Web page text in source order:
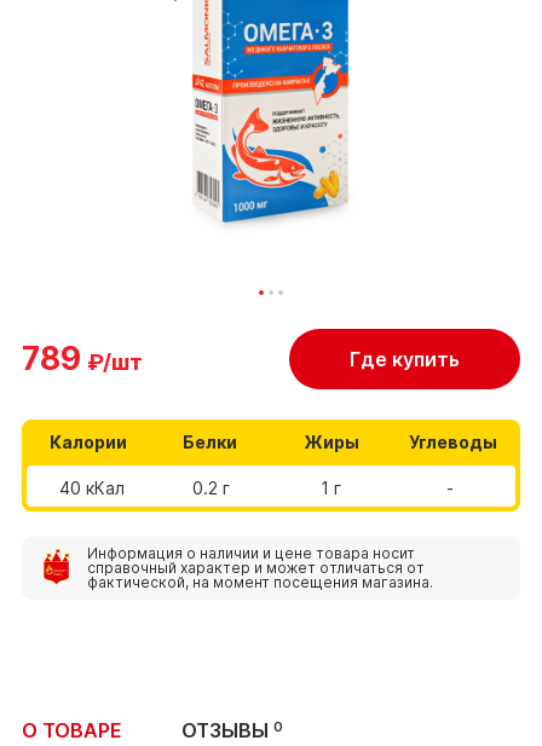
789 ₽/шт Где купить
Калории Белки Жиры Углеводы
40 кКал 0.2 г 1 г -
Информация о наличии и цене товара носит
справочный характер и может отличаться от
фактической, на момент посещения магазина.
О ТОВАРЕ ОТЗЫВЫ 0